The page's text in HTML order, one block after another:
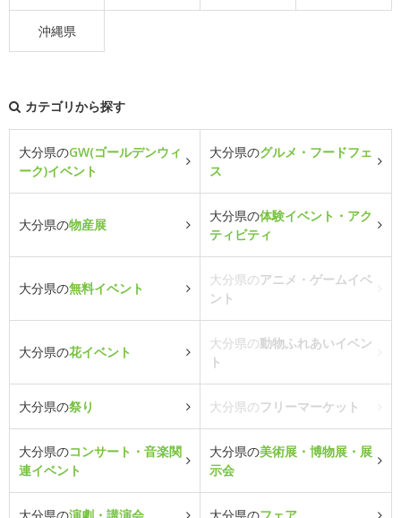
沖縄県
カテゴリから探す
大分県のGW(ゴールデンウィ
ーク)イベント
大分県のグルメ・フードフェ
ス
大分県の物産展
大分県の体験イベント・アク
ティビティ
大分県の無料イベント
大分県のアニメ・ゲームイベ
ント
大分県の花イベント
大分県の動物ふれあいイベン
ト
大分県の祭り 大分県のフリーマーケット
大分県のコンサート・音楽関
連イベント
大分県の美術展・博物展・展
示会